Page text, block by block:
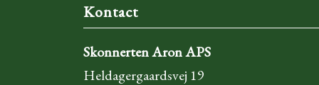
Kontact
Skonnerten Aron APS
Heldagergaardsvej 19